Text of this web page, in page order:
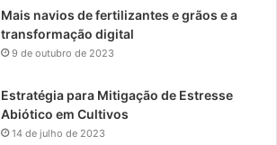
Mais navios de fertilizantes e grãos e a
transformação digital
9 de outubro de 2023
Estratégia para Mitigação de Estresse
Abiótico em Cultivos
14 de julho de 2023